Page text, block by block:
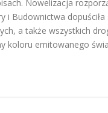
Nowelizacja
i Budownictwa
a także wszystkich
koloru emitowanego